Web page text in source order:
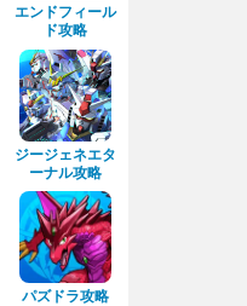
エンドフィール
ド攻略
ジージェネエタ
ーナル攻略
パズドラ攻略